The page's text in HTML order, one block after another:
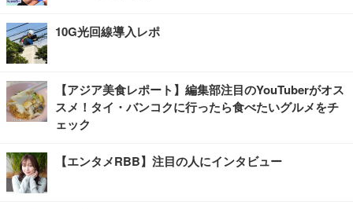
10G光回線導入レポ
【アジア美食レポート】編集部注目のYouTuberがオス
スメ！タイ・バンコクに行ったら食べたいグルメをチ
ェック
【エンタメRBB】注目の人にインタビュー